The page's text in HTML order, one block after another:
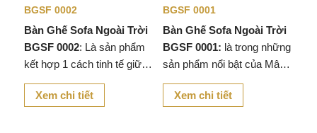
BGSF 0002
Bàn Ghế Sofa Ngoài Trời
BGSF 0002: Là sản phẩm
kết hợp 1 cách tinh tế giữa
gỗ sồi và dây dù. Tạo nên
một sản phẩm đơn giản và
Xem chi tiết
BGSF 0001
Bàn Ghế Sofa Ngoài Trời
BGSF 0001: là trong những
sản phẩm nổi bật của Mây
Việt. Được làm từ khung
sắt sơn tĩnh điện đan dây
Xem chi tiết